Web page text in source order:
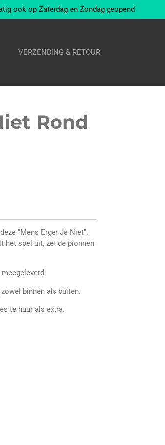
ook op Zaterdag en Zondag geopend
VERZENDING & RETOUR
Rond
"Mens Erger Je Niet".
het spel uit, zet de pionnen
binnen als buiten.
te huur als extra.